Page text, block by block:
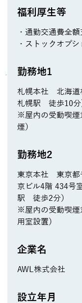
福利厚生等
・通勤交通費全
・ストックオプ
勤務地1
札幌本社 北海道
札幌駅 徒歩10分
※屋内の受動喫煙
煙）
勤務地2
東京本社 東京都
京ビル4階 434号
駅 徒歩2分）
※屋内の受動喫煙
用室設置）
企業名
AWL株式会社
設立年月